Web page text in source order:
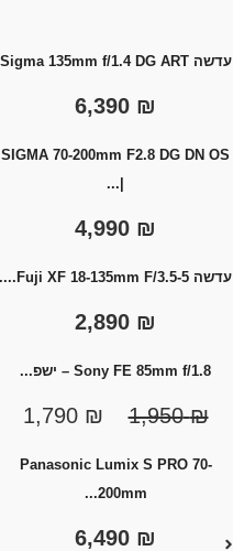
עדשה Sigma 135mm f/1.4 DG ART
₪
SIGMA 70-200mm F2.8 DG DN OS
|...
₪
עדשה Fuji XF 18-135mm F/3.5-5....
₪
Sony FE 85mm f/1.8 – ישפ...
₪
1,950
₪
1,790
Panasonic Lumix S PRO 70-
200mm...
₪